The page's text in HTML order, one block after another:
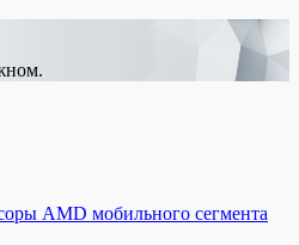
AMD мобильного сегмента